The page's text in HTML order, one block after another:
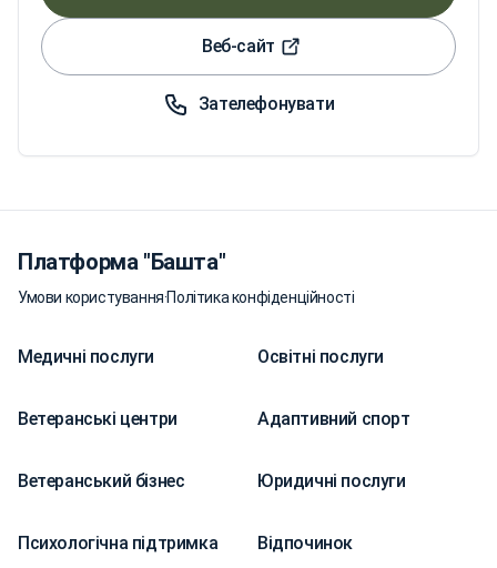
Веб-сайт
Зателефонувати
Платформа "Башта"
Умови користування·Політика конфіденційності
Медичні послуги Освітні послуги
Ветеранські центри Адаптивний спорт
Ветеранський бізнес Юридичні послуги
Психологічна підтримка Відпочинок